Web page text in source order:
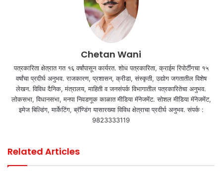
Chetan Wani
पत्रकारिता क्षेत्रात गत १६ वर्षांपासून कार्यरत. शोध पत्रकारिता, क्राईम रिपोर्टींगचा १५
वर्षांचा प्रदीर्घ अनुभव. राजकारण, प्रशासन, क्रीडा, संस्कृती, उद्योग जगतातील विशेष
लेखन. विविध दैनिक, मंत्रालय, माहिती व जनसंपर्क विभागातील पत्रकारितेचा अनुभव.
लोकसभा, विधानसभा, मनपा निवडणूक काळात मीडिया मॅनेजमेंट. सोशल मीडिया मॅनेजमेंट,
इमेज बिल्डिंग, मार्केटिंग, ब्रॅण्डिंग यासारख्या विविध क्षेत्राचा प्रदीर्घ अनुभव. संपर्क :
9823333119
Related Articles